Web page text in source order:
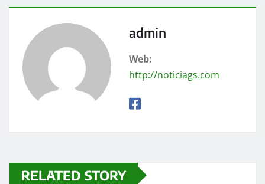
admin
Web:
http://noticiags.com
RELATED STORY